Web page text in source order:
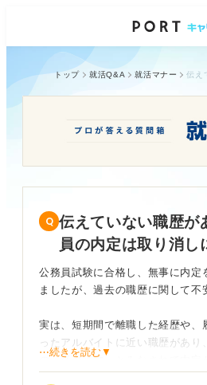
トップ 就活Q&A 就活マナー
伝えていない職歴が
員の内定は取り消し
公務員試験に合格し、無事に内定
ましたが、過去の職歴に関して不
実は、短期間で離職した経歴や、
ったアルバイトに近い職歴があり
の「経歴詐称」とみなされて内定
⋯続きを読む▼